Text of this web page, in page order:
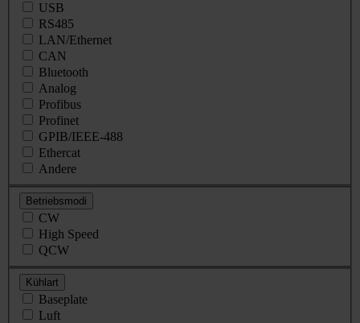
USB
RS485
LAN/Ethernet
CAN
Bluetooth
Analog
Profibus
Profinet
GPIB/IEEE-488
Ethercat
Andere
Betriebsmodi
CW
High Speed
QCW
Kühlart
Baseplate
Luft